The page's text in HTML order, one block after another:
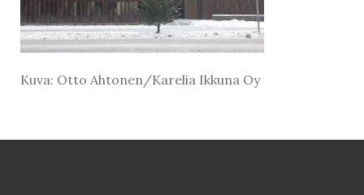
Kuva: Otto Ahtonen/Karelia Ikkuna Oy